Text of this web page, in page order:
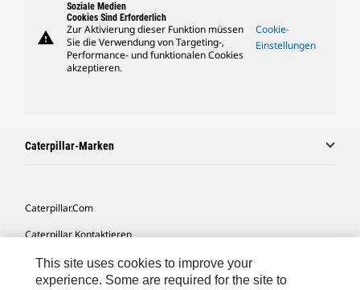
warning
Soziale Medien
Cookies Sind Erforderlich
Zur Aktivierung dieser Funktion müssen
Sie die Verwendung von Targeting-,
Performance- und funktionalen Cookies
akzeptieren.
Cookie-
Einstellungen
Caterpillar-Marken
Caterpillar.com
Caterpillar Kontaktieren
Meine Marketing-Präferenzen
Seitenübersicht
This site uses cookies to improve your
experience. Some are required for the site to